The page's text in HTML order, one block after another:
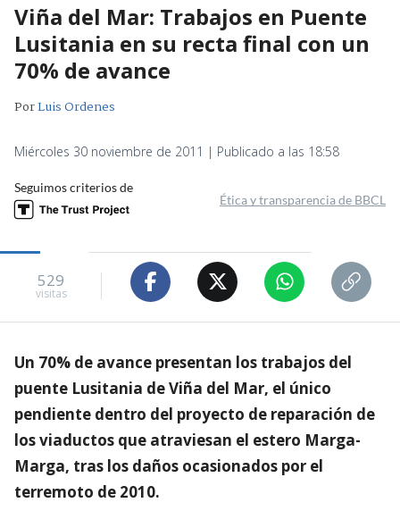
Viña del Mar: Trabajos en Puente
Lusitania en su recta final con un
70% de avance
PorLuis Ordenes
Miércoles 30 noviembre de 2011 | Publicado a las 18:58
Seguimos criterios de
Ética y transparencia de BBCL
529
visitas
Un 70% de avance presentan los trabajos del
puente Lusitania de Viña del Mar, el único
pendiente dentro del proyecto de reparación de
los viaductos que atraviesan el estero Marga-
Marga, tras los daños ocasionados por el
terremoto de 2010.